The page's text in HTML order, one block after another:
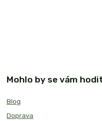
Mohlo by se vám
Blog
Doprava